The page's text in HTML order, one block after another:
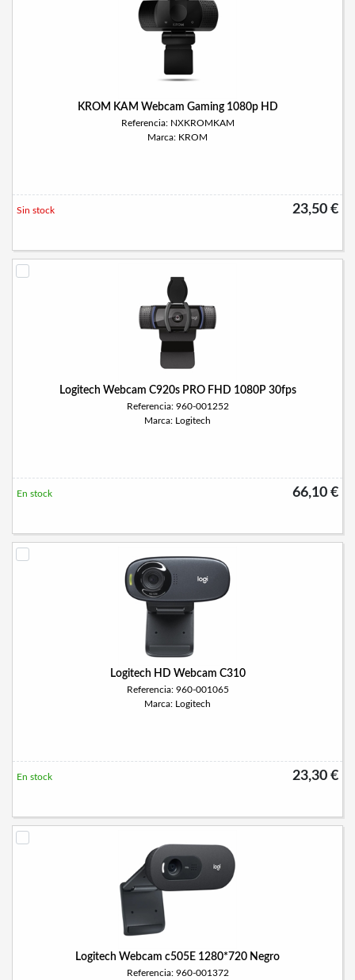
KROM KAM Webcam Gaming 1080p HD
Referencia: NXKROMKAM
Marca: KROM
23,50 €
Sin stock
Logitech Webcam C920s PRO FHD 1080P 30fps
Referencia: 960-001252
Marca: Logitech
66,10 €
En stock
Logitech HD Webcam C310
Referencia: 960-001065
Marca: Logitech
23,30 €
En stock
Logitech Webcam c505E 1280*720 Negro
Referencia: 960-001372